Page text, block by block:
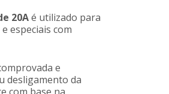
20Aé utilizado para
especiais com
e
desligamento da